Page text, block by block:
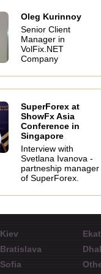
Oleg Kurinnoy
Senior Client
Manager in
VolFix.NET
Company
SuperForex at
ShowFx Asia
Conference in
Singapore
Interview with
Svetlana Ivanova -
partneship manager
of SuperForex.
Kiev
Bratislava
Sofia